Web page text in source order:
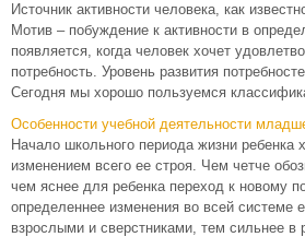
Источник активности человека, как
Мотив – побуждение к активности в
появляется, когда человек хочет
потребность. Уровень развития
Сегодня мы хорошо пользуемся
Особенности учебной деятельности
Начало школьного периода жизни ребенка
изменением всего ее строя. Чем четче
чем яснее для ребенка переход к новому
определеннее изменения во всей системе
взрослыми и сверстниками, тем сильнее в